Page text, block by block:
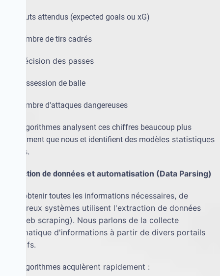
les buts attendus (expected goals ou xG)
le nombre de tirs cadrés
écision des passes
la possession de balle
le nombre d'attaques dangereuses
Les algorithmes analysent ces chiffres beaucoup plus
rapidement que nous et identifient des modèles statistiques
cis.
Extraction de données et automatisation (Data Parsing)
Pour obtenir toutes les informations nécessaires, de
nombreux systèmes utilisent l'extraction de données
(ou web scraping). Nous parlons de la collecte
automatique d'informations à partir de divers portails
sportifs.
Les algorithmes acquièrent rapidement :